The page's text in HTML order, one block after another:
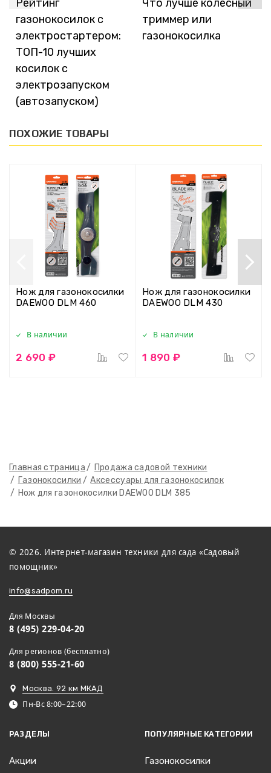
Главная страница
Продажа садовой техники
Газонокосилки
Аксессуары для газонокосилок
Нож для газонокосилки DAEWOO DLM 385
Рейтинг
газонокосилок с
электростартером:
ТОП-10 лучших
косилок с
электрозапуском
(автозапуском)
Что лучше колесный
триммер или
газонокосилка
ПОХОЖИЕ ТОВАРЫ
Нож для газонокосилки
DAEWOO DLM 460
В наличии
2 690 ₽
Нож для газонокосилки
DAEWOO DLM 430
В наличии
1 890 ₽
© 2026. Интернет-магазин техники для сада «Садовый
помощник»
info@sadpom.ru
Для Москвы
8 (495) 229-04-20
Для регионов (бесплатно)
8 (800) 555-21-60
Москва. 92 км МКАД
Пн-Вс 8:00–22:00
РАЗДЕЛЫ
Акции
ПОПУЛЯРНЫЕ КАТЕГОРИИ
Газонокосилки